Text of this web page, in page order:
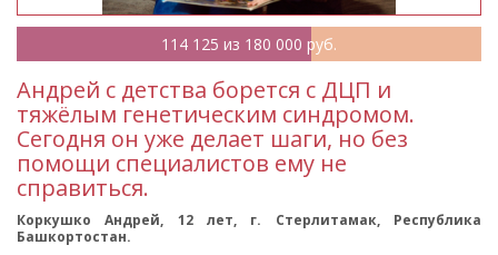
114 125 из 180 000 руб.
Андрей с детства борется с ДЦП и
тяжёлым генетическим синдромом.
Сегодня он уже делает шаги, но без
помощи специалистов ему не
справиться.
Коркушко Андрей, 12 лет, г. Стерлитамак, Республика
Башкортостан.